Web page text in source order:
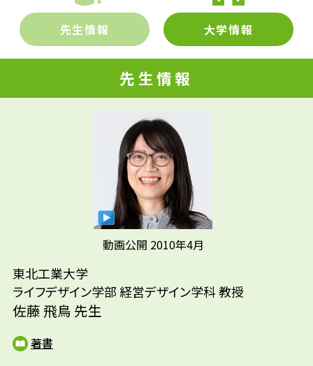
先生情報 大学情報
先生情報
動画公開 2010年4月
東北工業大学
ライフデザイン学部 経営デザイン学科 教授
佐藤 飛鳥 先生
著書
本来の専門はアメリカの労働経済学で、今の専
門に進んだきっかけは、大学でマーケティング
の講義を担当することになったことでした。
講義のための準備をする中で、マーケティング
が、消費者を理解し、ニーズに応える点に興味
を抱いたのです。マーケティングの真髄は、
「消費者のニーズを正確にとらえて製品やサー
ビスを生み出し」「改良し続け」「その製品
やサービスを購入すると消費者にどんな便益
や得をもたらすか」を具体的にアピールする
ことです。さまざまな人と関わりあうところ
が、マーケティングの分野に興味が尽きない
先輩たちはどんな仕事に携わって
いるの？
食料品一般総合卸売業営業、業務用冷蔵庫営
業、酒類専門店店舗運営、百貨店販売員、自
動車系・製造系専門商社卸売業営業、不動
産・賃貸物件販営業、住宅メーカー営業、地